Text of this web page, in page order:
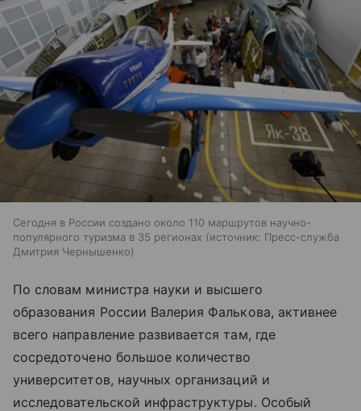
Сегодня в России создано около 110 маршрутов научно-
популярного туризма в 35 регионах
источник: Пресс-служба
Дмитрия Чернышенко
По словам министра науки и высшего
образования России Валерия Фалькова, активнее
всего направление развивается там, где
сосредоточено большое количество
университетов, научных организаций и
исследовательской инфраструктуры. Особый